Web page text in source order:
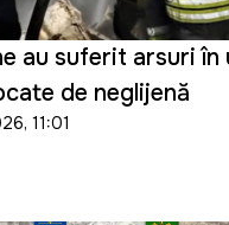
au suferit arsuri în
de neglijență
11:01